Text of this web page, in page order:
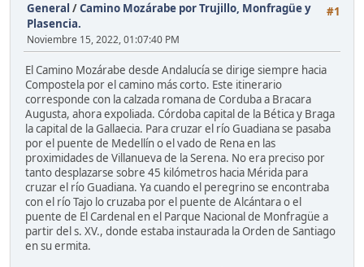
#1
General /Camino Mozárabe por Trujillo, Monfragüe y
Plasencia.
Noviembre 15, 2022, 01:07:40 PM
El Camino Mozárabe desde Andalucía se dirige siempre hacia
Compostela por el camino más corto. Este itinerario
corresponde con la calzada romana de Corduba a Bracara
Augusta, ahora expoliada. Córdoba capital de la Bética y Braga
la capital de la Gallaecia. Para cruzar el río Guadiana se pasaba
por el puente de Medellín o el vado de Rena en las
proximidades de Villanueva de la Serena. No era preciso por
tanto desplazarse sobre 45 kilómetros hacia Mérida para
cruzar el río Guadiana. Ya cuando el peregrino se encontraba
con el río Tajo lo cruzaba por el puente de Alcántara o el
puente de El Cardenal en el Parque Nacional de Monfragüe a
partir del s. XV., donde estaba instaurada la Orden de Santiago
en su ermita.